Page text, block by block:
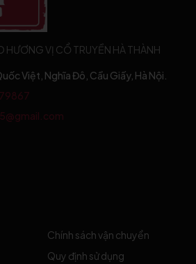
HƯƠNG VỊ CỔ TRUYỀN HÀ THÀNH
Việt, Nghĩa Đô, Cầu Giấy, Hà Nội.
Chính sách vận chuyển
Quy định sử dụng